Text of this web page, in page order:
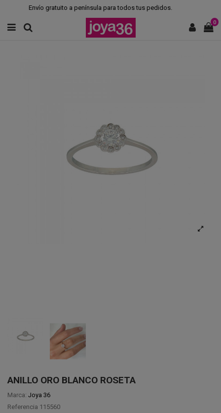
Envío gratuito a península para todos tus pedidos.
0
ANILLO ORO BLANCO ROSETA
Marca: Joya 36
Referencia 115560